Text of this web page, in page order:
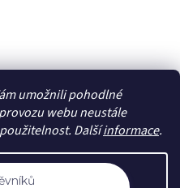
umožnili pohodlné
webu neustále
Dalšíinformace.
Shoptet